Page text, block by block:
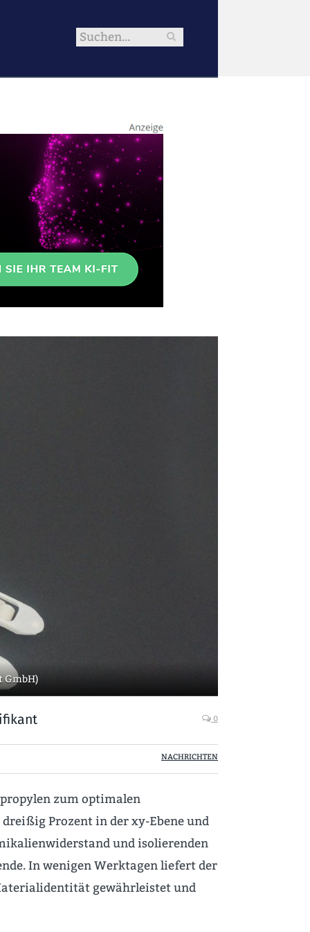
GmbH)
0
NACHRICHTEN
zum optimalen
Prozent in der xy-Ebene und
und isolierenden
In wenigen Werktagen liefert der
gewährleistet und